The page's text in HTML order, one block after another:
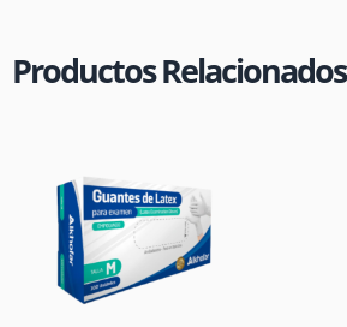
Productos Relacionados